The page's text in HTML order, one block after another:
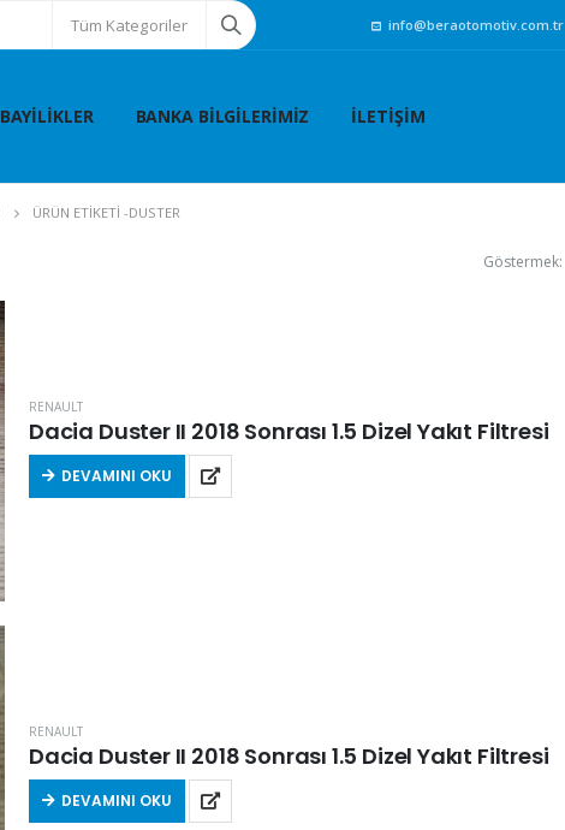
Tüm Kategoriler info@beraotomotiv.com.tr
BAYILIKLER BANKA BILGILERIMIZ İLETIŞIM
ÜRÜN ETIKETI -DUSTER
Göstermek:
RENAULT
Dacia Duster II 2018 Sonrası 1.5 Dizel Yakıt Filtresi
DEVAMINI OKU
RENAULT
Dacia Duster II 2018 Sonrası 1.5 Dizel Yakıt Filtresi
DEVAMINI OKU